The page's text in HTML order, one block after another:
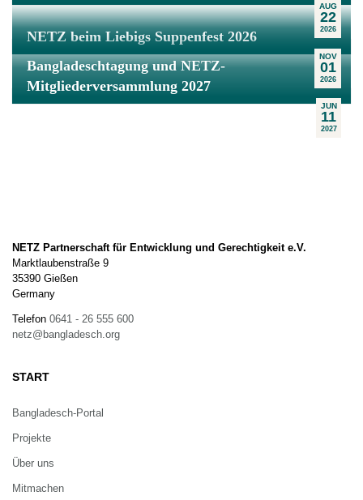
AUG
22
2026
NOV
01
2026
NETZ beim Liebigs Suppenfest 2026
JUN
11
2027
Bangladeschtagung und NETZ-
Mitgliederversammlung 2027
NETZ Partnerschaft für Entwicklung und Gerechtigkeit e.V.
Marktlaubenstraße 9
35390 Gießen
Germany
Telefon 0641 - 26 555 600
netz@bangladesch.org
START
Bangladesch-Portal
Projekte
Über uns
Mitmachen